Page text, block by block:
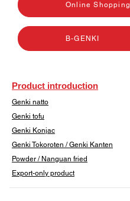
Online Shopping
B-GENKI
Product introduction
Genki natto
Genki tofu
Genki Konjac
Genki Tokoroten / Genki Kanten
​Powder / Nanguan fried
Export-only product